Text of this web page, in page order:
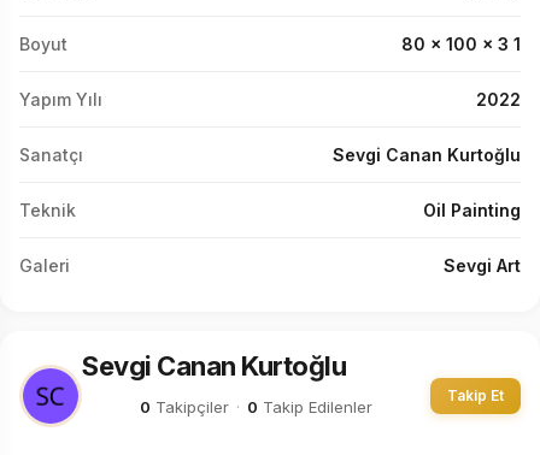
Boyut 80 x 100 x 3 1
Yapım Yılı 2022
Sanatçı Sevgi Canan Kurtoğlu
Teknik Oil Painting
Galeri Sevgi Art
Sevgi Canan Kurtoğlu
0 Takipçiler · 0 Takip Edilenler
Takip Et